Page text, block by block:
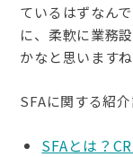
ているはずなん
に、柔軟に業務
かなと思いますね
SFAに関する紹
SFAとは？